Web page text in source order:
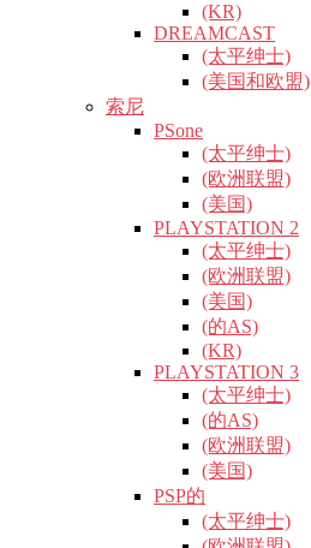
(KR)
DREAMCAST
(太平绅士)
(美国和欧盟)
索尼
PSone
(太平绅士)
(欧洲联盟)
(美国)
PLAYSTATION 2
(太平绅士)
(欧洲联盟)
(美国)
(的AS)
(KR)
PLAYSTATION 3
(太平绅士)
(的AS)
(欧洲联盟)
(美国)
PSP的
(太平绅士)